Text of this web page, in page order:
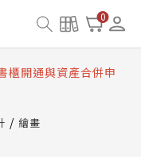
0
合併與書櫃開通申請
問題
櫃開通與資產合併申
併與書櫃開通申請
繪畫